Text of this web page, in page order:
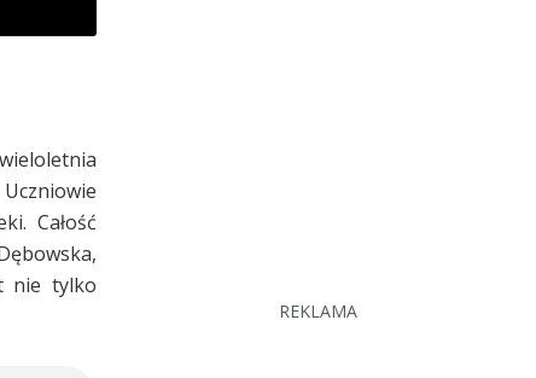
Całość
nie tylko
REKLAMA